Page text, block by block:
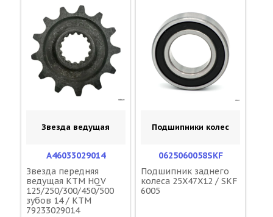
Звезда ведущая
A46033029014
Звезда передняя
ведущая KTM HQV
125/250/300/450/500
зубов 14 / KTM
79233029014
Подшипники колес
0625060058SKF
Подшипник заднего
колеса 25X47X12 / SKF
6005